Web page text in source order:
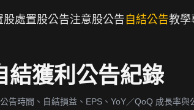
股處置股公告注意股公告 自結公告教學
結獲利公告紀錄
告時間、自結損益、EPS、YoY／QoQ 成長率與